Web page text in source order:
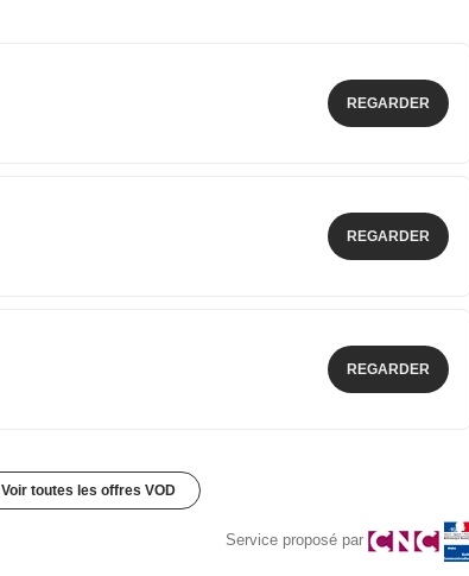
REGARDER
REGARDER
REGARDER
Voir toutes les offres VOD
Service proposé par